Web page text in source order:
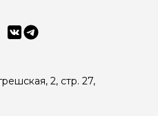
2, стр. 27,